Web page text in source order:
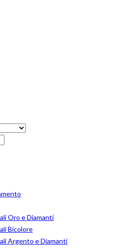
Oro e Diamanti
Bicolore
Argento e Diamanti